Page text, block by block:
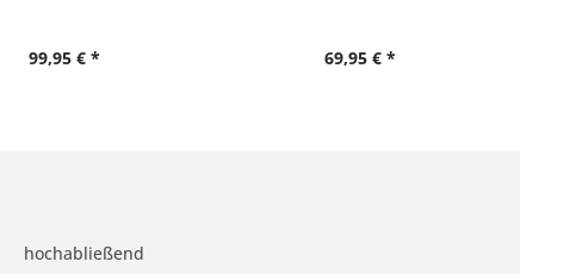
99,95 € * 69,95 € *
hochabließend